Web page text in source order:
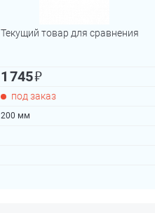
Текущий товар для сравнения
1 745₽
под заказ
200 мм